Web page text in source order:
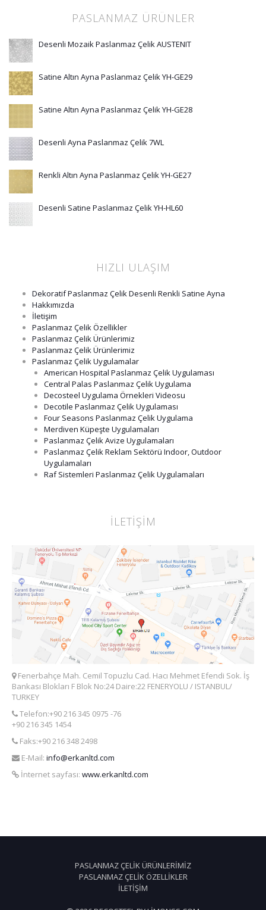
PASLANMAZ ÜRÜNLER
Desenli Mozaik Paslanmaz Çelik AUSTENIT
Satine Altın Ayna Paslanmaz Çelik YH-GE29
Satine Altın Ayna Paslanmaz Çelik YH-GE28
Desenli Ayna Paslanmaz Çelik 7WL
Renkli Altın Ayna Paslanmaz Çelik YH-GE27
Desenli Satine Paslanmaz Çelik YH-HL60
HIZLI ULAŞIM
Dekoratif Paslanmaz Çelik Desenli Renkli Satine Ayna
Hakkımızda
İletişim
Paslanmaz Çelik Özellikler
Paslanmaz Çelik Ürünlerimiz
Paslanmaz Çelik Ürünlerimiz
Paslanmaz Çelik Uygulamalar
American Hospital Paslanmaz Çelik Uygulaması
Central Palas Paslanmaz Çelik Uygulama
Decosteel Uygulama Örnekleri Videosu
Decotile Paslanmaz Çelik Uygulaması
Four Seasons Paslanmaz Çelik Uygulama
Merdiven Küpeşte Uygulamaları
Paslanmaz Çelik Avize Uygulamaları
Paslanmaz Çelik Reklam Sektörü Indoor, Outdoor
Uygulamaları
Raf Sistemleri Paslanmaz Çelik Uygulamaları
İLETİŞİM
Fenerbahçe Mah. Cemil Topuzlu Cad. Hacı Mehmet Efendi Sok. İş
Bankası Blokları F Blok No:24 Daire:22 FENERYOLU / ISTANBUL/
TURKEY
Telefon:+90 216 345 0975 -76
+90 216 345 1454
Faks:+90 216 348 2498
E-Mail: info@erkanltd.com
İnternet sayfası: www.erkanltd.com
PASLANMAZ ÇELIK ÜRÜNLERIMIZ
PASLANMAZ ÇELIK ÖZELLIKLER
İLETIŞIM